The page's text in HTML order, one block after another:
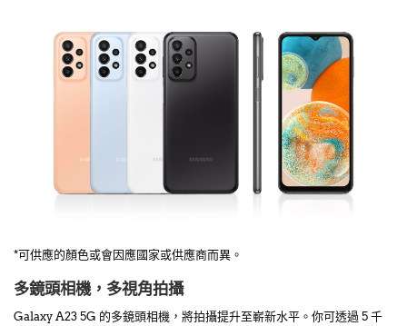
*可供應的顏色或會因應國家或供應商而異。
多鏡頭相機，多視角拍攝
Galaxy A23 5G 的多鏡頭相機，將拍攝提升至嶄新水平。你可透過 5 千